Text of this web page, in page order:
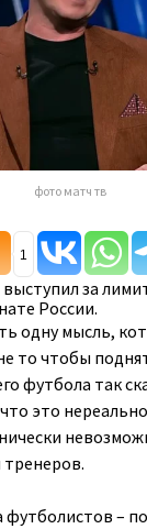
фото матч тв
1
за
России.
одну мысль,
то чтобы
футбола так
это
–